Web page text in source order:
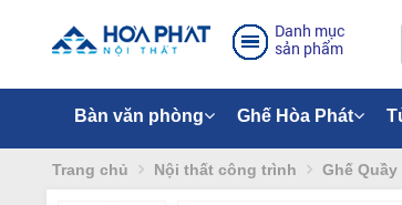
Danh mục
sản phẩm
Bàn văn phòng Ghế Hòa Phát
Trang chủ Nội thất công trình Ghế Quầy